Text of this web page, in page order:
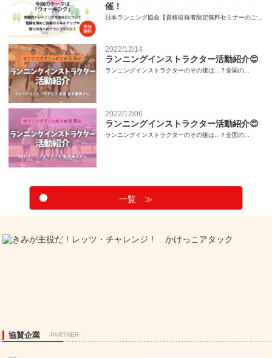
催！
日本ランニング協会【資格取得者限定無料セミナーのご...
2022/12/14
ランニングインストラクター活動紹介😊
ランニングインストラクターのその後は...？全国の...
2022/12/06
ランニングインストラクター活動紹介😊
ランニングインストラクターのその後は...？全国の...
一覧 ≫
協賛企業 -PARTNER-